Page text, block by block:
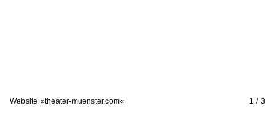
Website »theater-muenster.com« 1 / 3